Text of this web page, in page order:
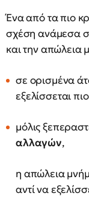
Ένα από τα πιο
σχέση ανάμεσα
και την απώλεια
σε ορισμένα
εξελίσσεται
μόλις
αλλαγών,
η απώλεια
αντί να